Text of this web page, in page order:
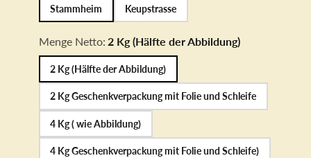
Stammheim Keupstrasse
Menge Netto: 2 Kg (Hälfte der Abbildung)
2 Kg (Hälfte der Abbildung)
2 Kg Geschenkverpackung mit Folie und Schleife
4 Kg ( wie Abbildung)
4 Kg Geschenkverpackung mit Folie und Schleife)